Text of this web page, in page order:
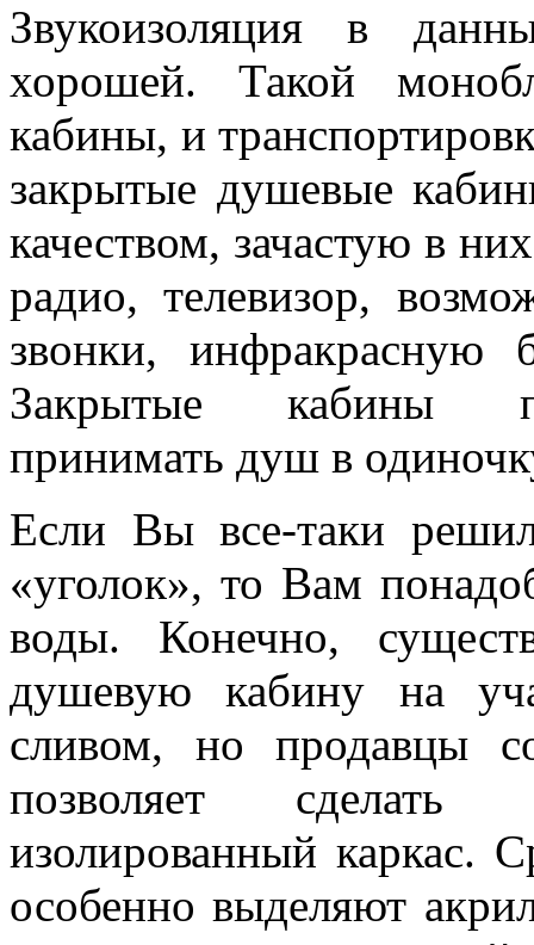
Звукоизоляция в
хорошей. Такой
кабины, и
закрытые душевые
качеством, зачастую в
радио, телевизор,
звонки, инфракрасную
Закрытые кабины
принимать душ в
Если Вы все-таки
«уголок», то Вам
воды. Конечно,
душевую кабину на
сливом, но продавцы
позволяет
изолированный каркас.
особенно выделяют